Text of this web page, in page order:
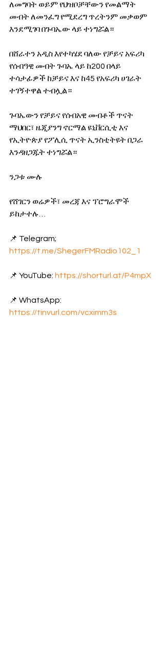
ለመግባት ወይም የህዝቦቻቸውን የመልማት
መብት ለመንፈግ የሚደረግ ጥረትንም መቃወም
እንደሚገባ በጉባኤው ላይ ተነግሯል።
በሸራተን አዲስ እየተካሄደ ባለው የቻይና አፍሪካ
የሰብዓዊ መብት ጉባኤ ላይ ከ200 በላይ
ተሳታፊዎች ከቻይና እና ከ45 የአፍሪካ ሀገራት
ተገኝተዋል ተብሏል።
ጉባኤውን የቻይና የሰብአዊ መብቶች ጥናት
ማህበር፣ ዜጂያንግ ኖርማል ዩኒቨርሲቲ እና
የኢትዮጵያ የፖሊሲ ጥናት ኢንስቲትዩት በጋራ
እንዳዘጋጁት ተነግሯል።
ንጋቱ ሙሉ
የሸገርን ወሬዎች፣ መረጃ እና ፕሮግራሞች
ይከታተሉ…
📌 Telegram;
https://t.me/ShegerFMRadio102_1
📌 YouTube: https://shorturl.at/P4mpX
📌 WhatsApp:
https://tinyurl.com/ycxjmm3s